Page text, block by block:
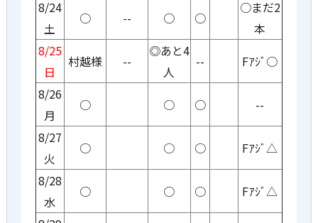
8/24
土
○ -- ○ ○
○まだ2
本
8/25
日
村越様 --
◎あと4
人
--
Fｱｼﾞ○
8/26
月
○ ○ ○
--
8/27
火
○ ○ ○
Fｱｼﾞ△
8/28
水
○ ○ ○
Fｱｼﾞ△